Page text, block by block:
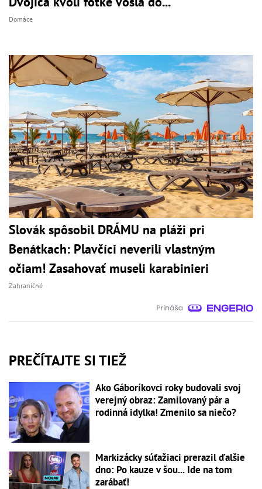
Domáce
Slovák spôsobil DRÁMU na pláži pri
Benátkach: Plavčíci neverili vlastným
očiam! Zasahovať museli karabinieri
Zahraničné
PREČÍTAJTE SI TIEŽ
Ako Gáboríkovci roky budovali svoj
verejný obraz: Zamilovaný pár a
rodinná idylka! Zmenilo sa niečo?
Markizácky súťažiaci prerazil ďalšie
dno: Po kauze v šou... Ide na tom
zarábať!